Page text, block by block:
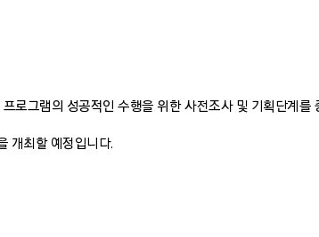
로그램의 성공적인 수행을 위한 사전조사 및 기획단계를
개최할 예정입니다.